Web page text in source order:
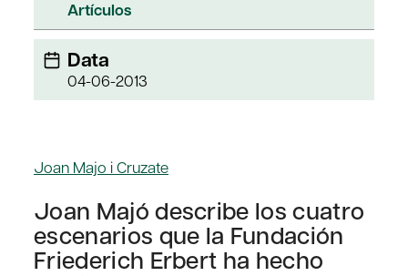
Artículos
Data
04-06-2013
Joan Majo i Cruzate
Joan Majó describe los cuatro
escenarios que la Fundación
Friederich Erbert ha hecho